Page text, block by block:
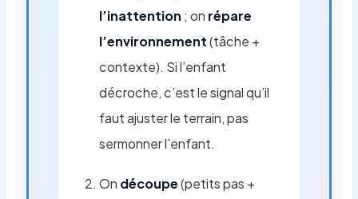
l’inattention ; on répare
l’environnement(tâche +
contexte). Si l’enfant
décroche, c’est le signal qu’il
faut ajuster le terrain, pas
sermonner l’enfant.
On découpe(petits pas +